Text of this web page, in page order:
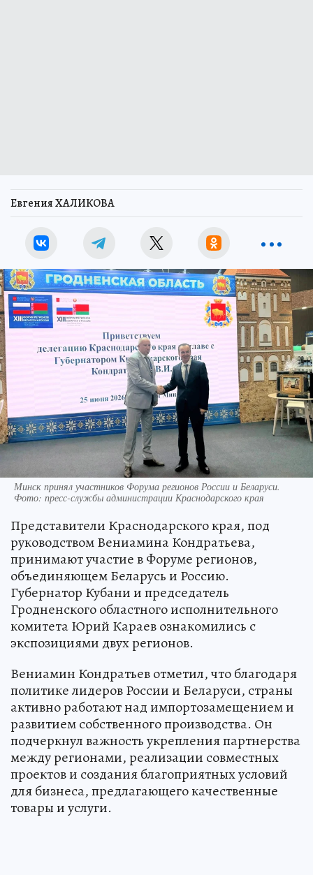
Евгения ХАЛИКОВА
Минск принял участников Форума регионов России и Беларуси.
Фото: пресс-службы администрации Краснодарского края
Представители Краснодарского края, под
руководством Вениамина Кондратьева,
принимают участие в Форуме регионов,
объединяющем Беларусь и Россию.
Губернатор Кубани и председатель
Гродненского областного исполнительного
комитета Юрий Караев ознакомились с
экспозициями двух регионов.
Вениамин Кондратьев отметил, что благодаря
политике лидеров России и Беларуси, страны
активно работают над импортозамещением и
развитием собственного производства. Он
подчеркнул важность укрепления партнерства
между регионами, реализации совместных
проектов и создания благоприятных условий
для бизнеса, предлагающего качественные
товары и услуги.